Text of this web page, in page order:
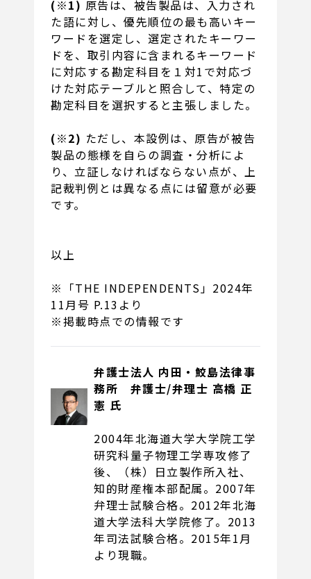
(※1) 原告は、被告製品は、入力され
た語に対し、優先順位の最も高いキー
ワードを選定し、選定されたキーワー
ドを、取引内容に含まれるキーワード
に対応する勘定科目を１対1で対応づ
けた対応テーブルと照合して、特定の
勘定科目を選択すると主張しました。
(※2) ただし、本設例は、原告が被告
製品の態様を自らの調査・分析によ
り、立証しなければならない点が、上
記裁判例とは異なる点には留意が必要
です。
以上
※「THE INDEPENDENTS」2024年
11月号 P.13より
※掲載時点での情報です
弁護士法人 内田・鮫島法律事
務所 弁護士/弁理士 高橋 正
憲 氏
2004年北海道大学大学院工学
研究科量子物理工学専攻修了
後、（株）日立製作所入社、
知的財産権本部配属。2007年
弁理士試験合格。2012年北海
道大学法科大学院修了。2013
年司法試験合格。2015年1月
より現職。